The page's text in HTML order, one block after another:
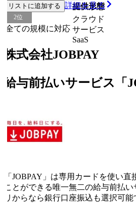
従業員規模 提供形態
ての規模に対応
クラウド
サービス
SaaS
リストに追加する 詳細を見る
位
式会社JOBPAY
与前払いサービス「
JOBPAY」は専用カードを使い直接
とができる唯一無二の給与前払い
からなら銀行口座振込も選択可能